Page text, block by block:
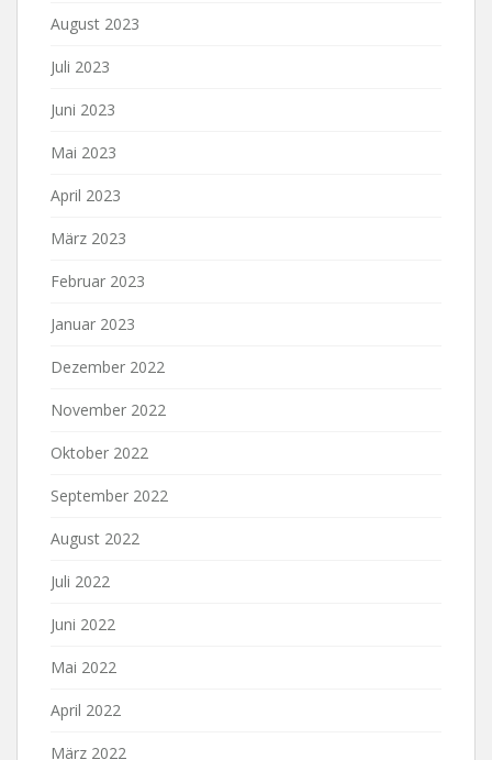
August 2023
Juli 2023
Juni 2023
Mai 2023
April 2023
März 2023
Februar 2023
Januar 2023
Dezember 2022
November 2022
Oktober 2022
September 2022
August 2022
Juli 2022
Juni 2022
Mai 2022
April 2022
März 2022